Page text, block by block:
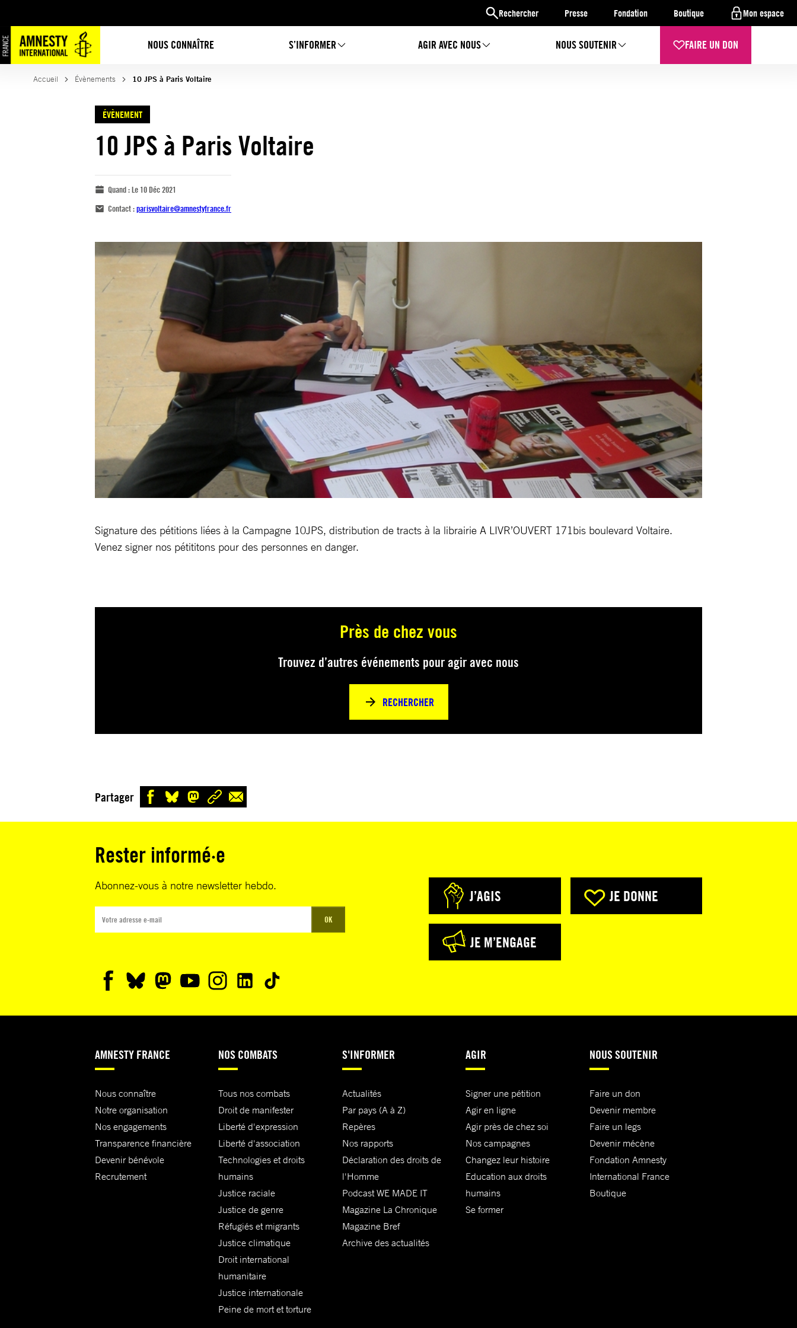
Rechercher Presse Fondation Boutique Mon espace
NOUS CONNAÎTRE S’INFORMER AGIR AVEC NOUS NOUS SOUTENIR FAIRE UN DON
Accueil Évènements 10 JPS à Paris Voltaire
ÉVÈNEMENT
10 JPS à Paris Voltaire
Quand :Le 10 Déc 2021
Contact :parisvoltaire@amnestyfrance.fr
Signature des pétitions liées à la Campagne 10JPS, distribution de tracts à la librairie A LIVR’OUVERT 171bis boulevard Voltaire.
Venez signer nos pétititons pour des personnes en danger.
Près de chez vous
Trouvez d’autres événements pour agir avec nous
RECHERCHER
Partager
Rester informé·e
Abonnez-vous à notre newsletter hebdo.
OK
J’AGIS JE DONNE
JE M’ENGAGE
AMNESTY FRANCE
Nous connaître
Notre organisation
Nos engagements
Transparence financière
Devenir bénévole
Recrutement
NOS COMBATS
Tous nos combats
Droit de manifester
Liberté d'expression
Liberté d'association
Technologies et droits
humains
Justice raciale
Justice de genre
Réfugiés et migrants
Justice climatique
Droit international
humanitaire
Justice internationale
Peine de mort et torture
S'INFORMER
Actualités
Par pays (A à Z)
Repères
Nos rapports
Déclaration des droits de
l'Homme
Podcast WE MADE IT
Magazine La Chronique
Magazine Bref
Archive des actualités
AGIR
Signer une pétition
Agir en ligne
Agir près de chez soi
Nos campagnes
Changez leur histoire
Education aux droits
humains
Se former
NOUS SOUTENIR
Faire un don
Devenir membre
Faire un legs
Devenir mécène
Fondation Amnesty
International France
Boutique